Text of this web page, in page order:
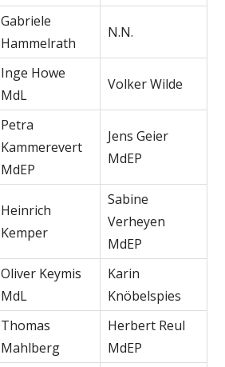
Gabriele
Hammelrath
N.N.
Inge Howe
MdL
Volker Wilde
Petra
Kammerevert
MdEP
Jens Geier
MdEP
Heinrich
Kemper
Sabine
Verheyen
MdEP
Oliver Keymis
MdL
Karin
Knöbelspies
Thomas
Mahlberg
Herbert Reul
MdEP